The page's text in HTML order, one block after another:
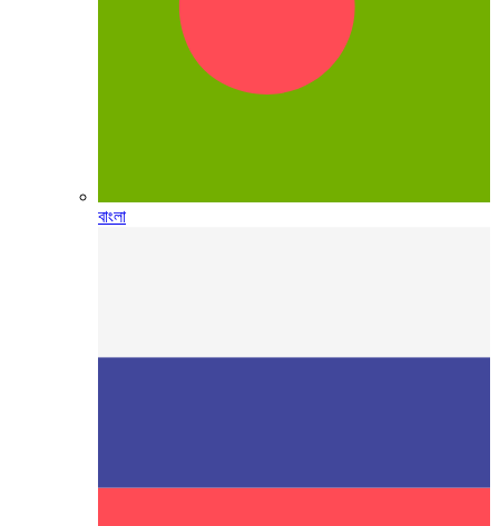
বাংলা